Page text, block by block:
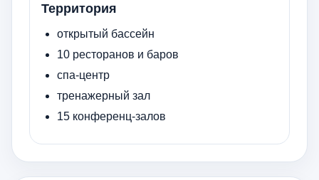
Территория
открытый бассейн
10 ресторанов и баров
спа-центр
тренажерный зал
15 конференц-залов